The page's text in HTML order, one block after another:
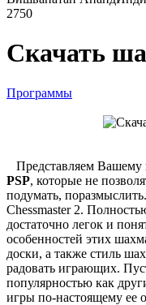
2750
Скачать
Программы
Представляем
PSP, которые не
подумать,
Chessmaster 2.
достаточно легок и
особенностей этих
доски, а также стиль
радовать играющих.
популярностью как
игры по-настоящему ее